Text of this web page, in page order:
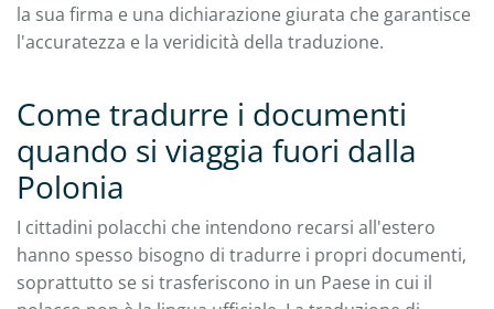
la sua firma e una dichiarazione giurata che garantisce
l'accuratezza e la veridicità della traduzione.
Come tradurre i documenti
quando si viaggia fuori dalla
Polonia
I cittadini polacchi che intendono recarsi all'estero
hanno spesso bisogno di tradurre i propri documenti,
soprattutto se si trasferiscono in un Paese in cui il